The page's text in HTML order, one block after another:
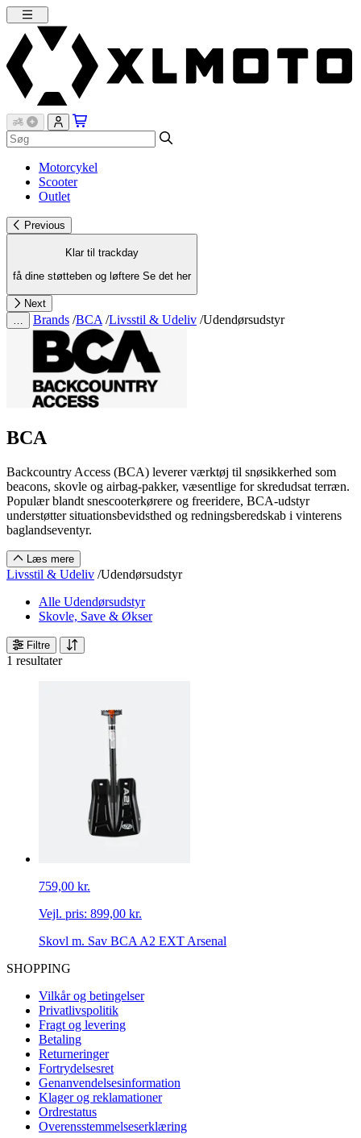
Motorcykel
Scooter
Outlet
Previous
Klar til trackday
få dine støtteben og løftere Se det her
Next
Brands /BCA /Livsstil & Udeliv /Udendørsudstyr
BCA
Backcountry Access (BCA) leverer værktøj til snøsikkerhed som
beacons, skovle og airbag-pakker, væsentlige for skredudsat terræn.
Populær blandt snescooterkørere og freeridere, BCA-udstyr
understøtter situationsbevidsthed og redningsberedskab i vinterens
baglandseventyr.
Læs mere
Livsstil & Udeliv /Udendørsudstyr
Alle Udendørsudstyr
Skovle, Save & Økser
Filtre
1 resultater
759,00 kr.
Vejl. pris: 899,00 kr.
Skovl m. Sav BCA A2 EXT Arsenal
SHOPPING
Vilkår og betingelser
Privatlivspolitik
Fragt og levering
Betaling
Returneringer
Fortrydelsesret
Genanvendelsesinformation
Klager og reklamationer
Ordrestatus
Overensstemmelseserklæring